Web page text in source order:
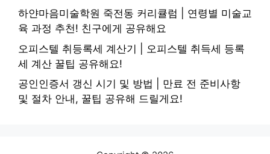
하얀마음미술학원 죽전동 커리큘럼 | 연령별 미술교
육 과정 추천! 친구에게 공유해요
오피스텔 취등록세 계산기 | 오피스텔 취득세 등록
세 계산 꿀팁 공유해요!
공인인증서 갱신 시기 및 방법 | 만료 전 준비사항
및 절차 안내, 꿀팁 공유해 드릴게요!